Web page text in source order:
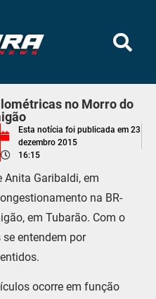
no Morro do
Esta notícia foi publicada em 23
dezembro 2015
16:15
Garibaldi, em
na BR-
em Tubarão. Com o
entendem por
ocorre em função